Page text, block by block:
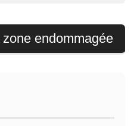
endommagée